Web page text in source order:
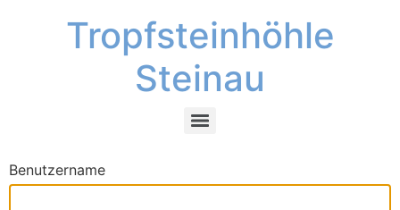
Tropfsteinhöhle
Steinau
Benutzername